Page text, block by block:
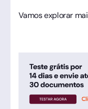
Vamos explorar